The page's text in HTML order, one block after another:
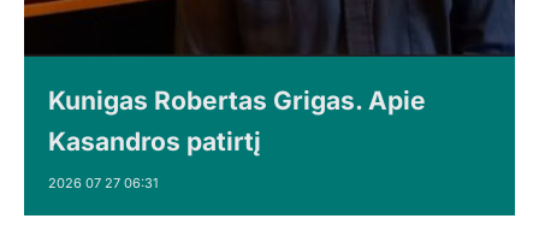
Kunigas Robertas Grigas. Apie
Kasandros patirtį
2026 07 27 06:31